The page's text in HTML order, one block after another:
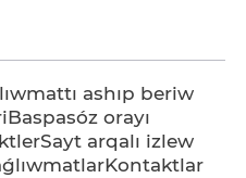
ashıp beriw
Baspasóz orayı
Sayt arqalı izlew
Kontaktlar